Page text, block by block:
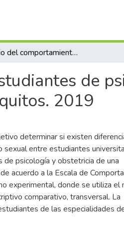
Estudio del comportamiento sexual en estudiantes de psicología y obstetricia de una Universidad Privada, Iquitos. 2019
de
2019
determinar si existen
entre estudiantes
psicología y obstetricia de una
acuerdo a la Escala de
experimental, donde se utiliza el
comparativo, transversal. La
de las especialidades